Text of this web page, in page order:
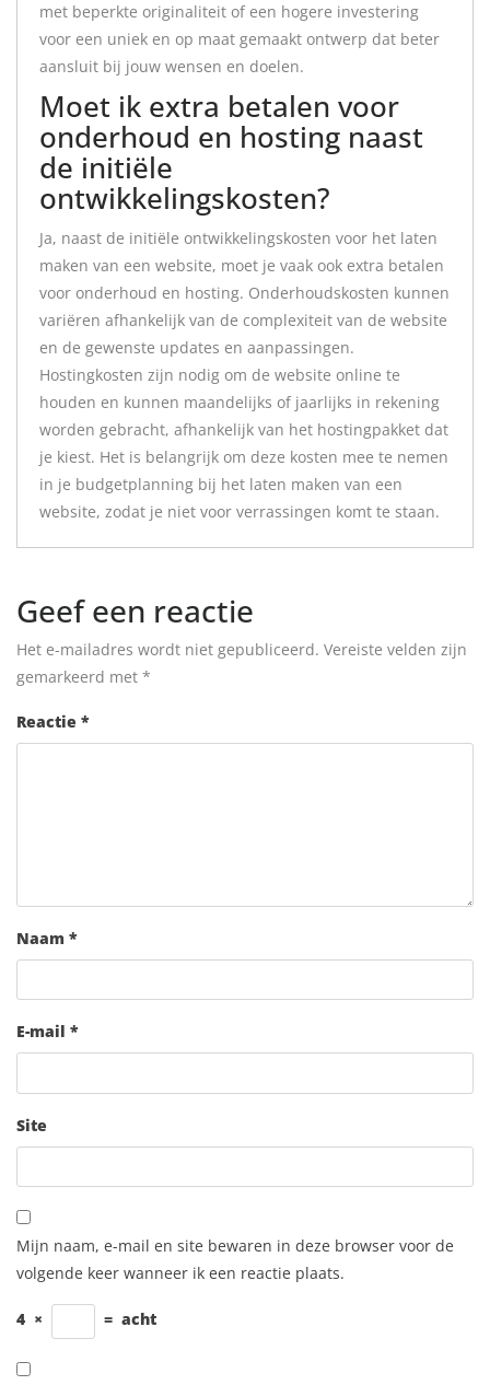
met beperkte originaliteit of een hogere investering
voor een uniek en op maat gemaakt ontwerp dat beter
aansluit bij jouw wensen en doelen.
Moet ik extra betalen voor
onderhoud en hosting naast
de initiële
ontwikkelingskosten?
Ja, naast de initiële ontwikkelingskosten voor het laten
maken van een website, moet je vaak ook extra betalen
voor onderhoud en hosting. Onderhoudskosten kunnen
variëren afhankelijk van de complexiteit van de website
en de gewenste updates en aanpassingen.
Hostingkosten zijn nodig om de website online te
houden en kunnen maandelijks of jaarlijks in rekening
worden gebracht, afhankelijk van het hostingpakket dat
je kiest. Het is belangrijk om deze kosten mee te nemen
in je budgetplanning bij het laten maken van een
website, zodat je niet voor verrassingen komt te staan.
Geef een reactie
Het e-mailadres wordt niet gepubliceerd. Vereiste velden zijn
gemarkeerd met *
Reactie *
Naam *
E-mail *
Site
Mijn naam, e-mail en site bewaren in deze browser voor de
volgende keer wanneer ik een reactie plaats.
4 × = acht